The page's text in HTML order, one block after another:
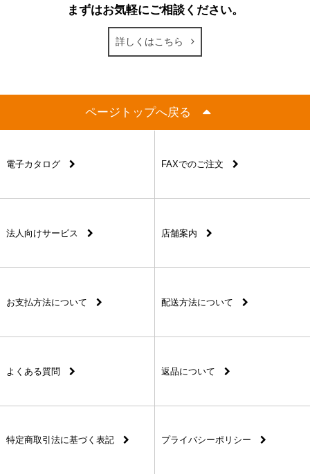
まずはお気軽にご相談ください。
詳しくはこちら
ページトップへ戻る
電子カタログ FAXでのご注文
法人向けサービス 店舗案内
お支払方法について 配送方法について
よくある質問 返品について
特定商取引法に基づく表記 プライバシーポリシー